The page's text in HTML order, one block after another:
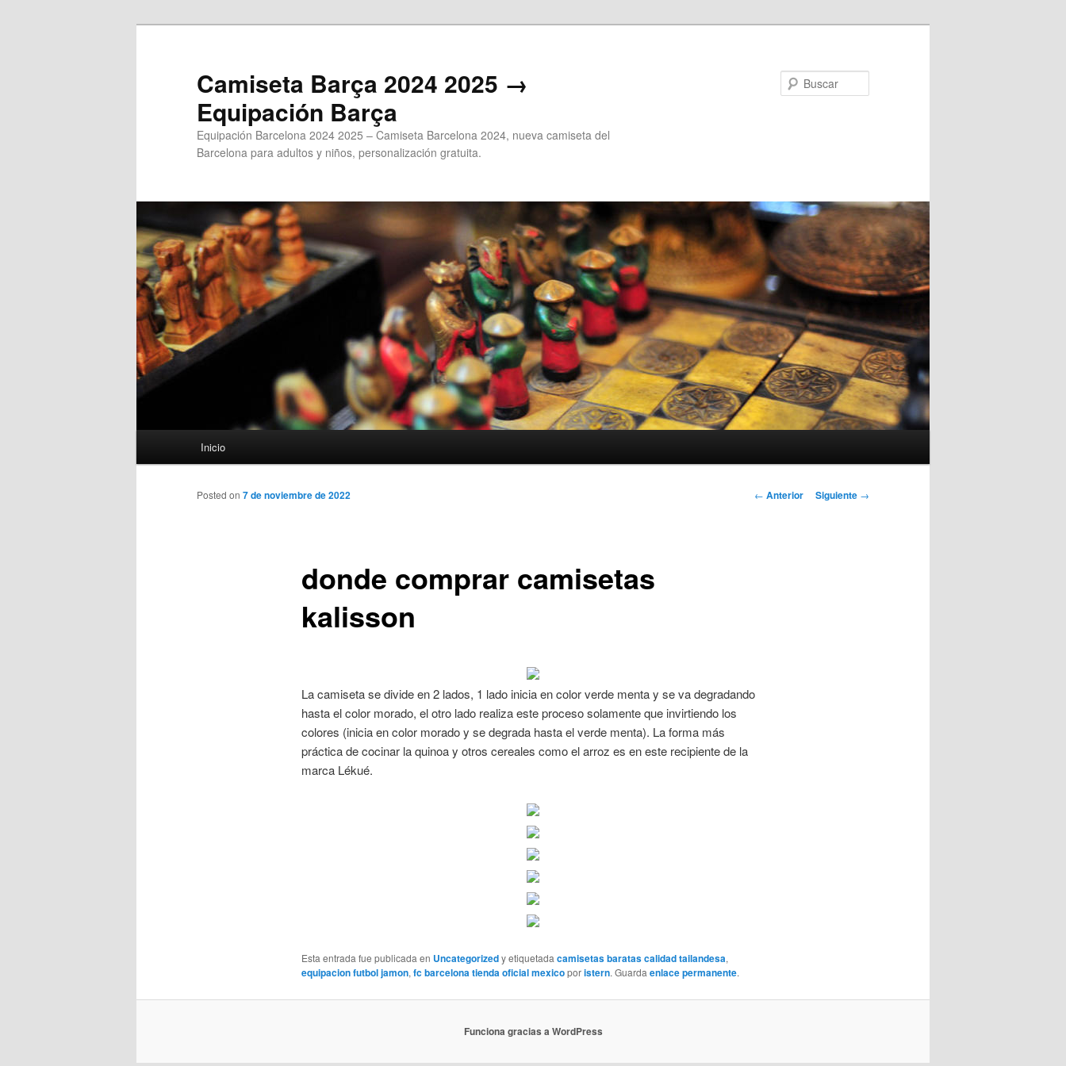
Camiseta Barça 2024 2025 →
Equipación Barça
Equipación Barcelona 2024 2025 – Camiseta Barcelona 2024, nueva camiseta del
Barcelona para adultos y niños, personalización gratuita.
Inicio
Navegación
← Anterior Siguiente →
donde comprar camisetas
kalisson
Posted on 7 de noviembre de 2022
La camiseta se divide en 2 lados, 1 lado inicia en color verde menta y se va degradando
hasta el color morado, el otro lado realiza este proceso solamente que invirtiendo los
colores (inicia en color morado y se degrada hasta el verde menta). La forma más
práctica de cocinar la quinoa y otros cereales como el arroz es en este recipiente de la
marca Lékué.
Esta entrada fue publicada en Uncategorizedy etiquetadacamisetas baratas calidad tailandesa,
equipacion futbol jamon,fc barcelona tienda oficial mexicoporistern. Guardaenlace permanente.
Funciona gracias a WordPress